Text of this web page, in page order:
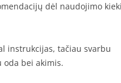
dėl naudojimo
instrukcijas, tačiau svarbu
bei akimis.